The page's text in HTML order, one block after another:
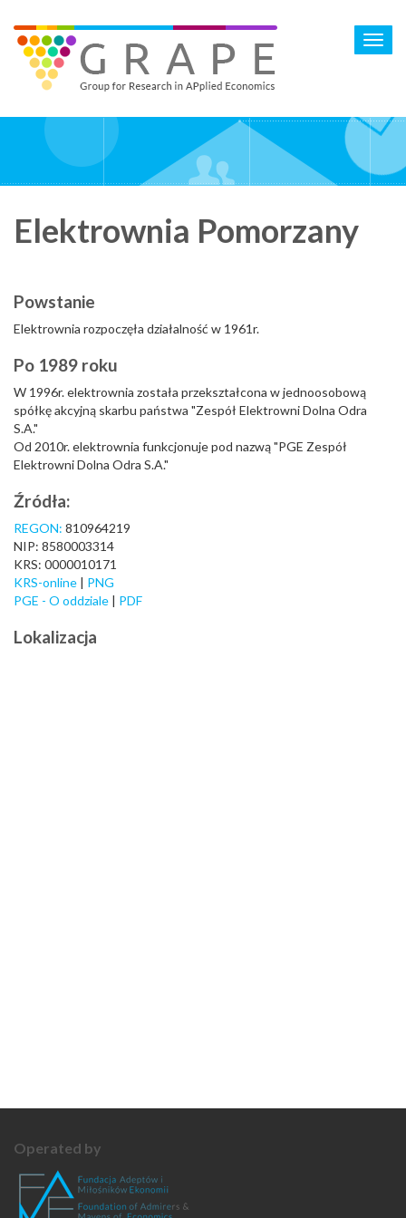
main
content
Elektrownia Pomorzany
Powstanie
Elektrownia rozpoczęła działalność w 1961r.
Po 1989 roku
W 1996r. elektrownia została przekształcona w jednoosobową
spółkę akcyjną skarbu państwa "Zespół Elektrowni Dolna Odra
S.A."
Od 2010r. elektrownia funkcjonuje pod nazwą "PGE Zespół
Elektrowni Dolna Odra S.A."
Źródła:
REGON: 810964219
NIP: 8580003314
KRS: 0000010171
KRS-online | PNG
PGE - O oddziale | PDF
Lokalizacja
Operated by